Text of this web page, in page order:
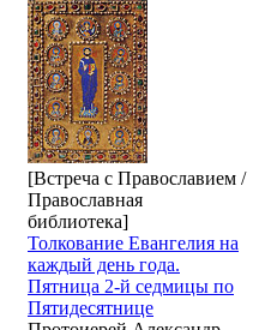
[Встреча с Православием /
Православная
библиотека]
Толкование Евангелия на
каждый день года.
Пятница 2-й седмицы по
Пятидесятнице